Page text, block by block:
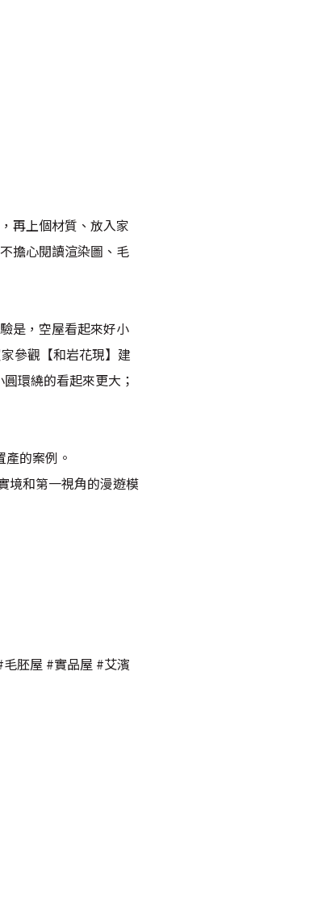
再上個材質、放入家
擔心閱讀渲染圖、毛
是，空屋看起來好小
參觀【和岩花現】建
環繞的看起來更大；
的案例。
境和第一視角的漫遊模
胚屋 #實品屋 #艾濱